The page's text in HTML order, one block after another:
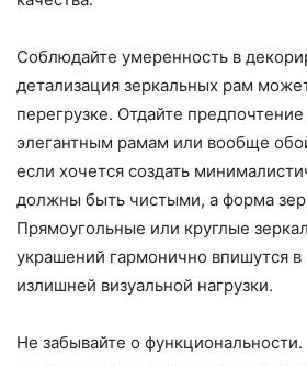
Соблюдайте умеренность в
детализация зеркальных рам
перегрузке. Отдайте
элегантным рамам или вообще
если хочется создать
должны быть чистыми, а форма
Прямоугольные или круглые
украшений гармонично впишутся в
излишней визуальной нагрузки.
Не забывайте о функциональности.